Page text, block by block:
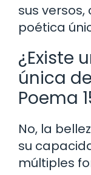
sus
poética
¿Existe
única
Poema
No, la
su
múltiples